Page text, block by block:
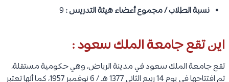
نسبة الطلاب / مجموع أعضاء هيئة التدريس :
اين تقع جامعة الملك سعود :
تقع جامعة الملك سعود في مدينة الرياض، وهي حكومية مستقلة،
تم افتتاحها في يوم 14 ربيع الثاني 1377 هـ / 6 نوفمبر 1957، كما أنها تعتبر